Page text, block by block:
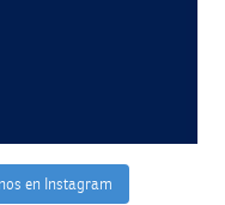
en Instagram